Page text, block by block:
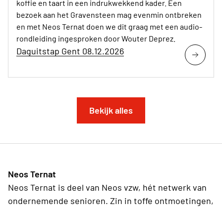
koffie en taart in een indrukwekkend kader. Een
bezoek aan het Gravensteen mag evenmin ontbreken
en met Neos Ternat doen we dit graag met een audio-
rondleiding ingesproken door Wouter Deprez.
Daguitstap Gent 08.12.2026
Bekijk alles
Neos Ternat
Neos Ternat is deel van Neos vzw, hét netwerk van
ondernemende senioren. Zin in toffe ontmoetingen,